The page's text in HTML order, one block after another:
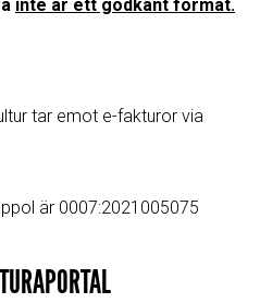
inte är ett godkänt format.
tar emot e-fakturor via
är 0007:2021005075